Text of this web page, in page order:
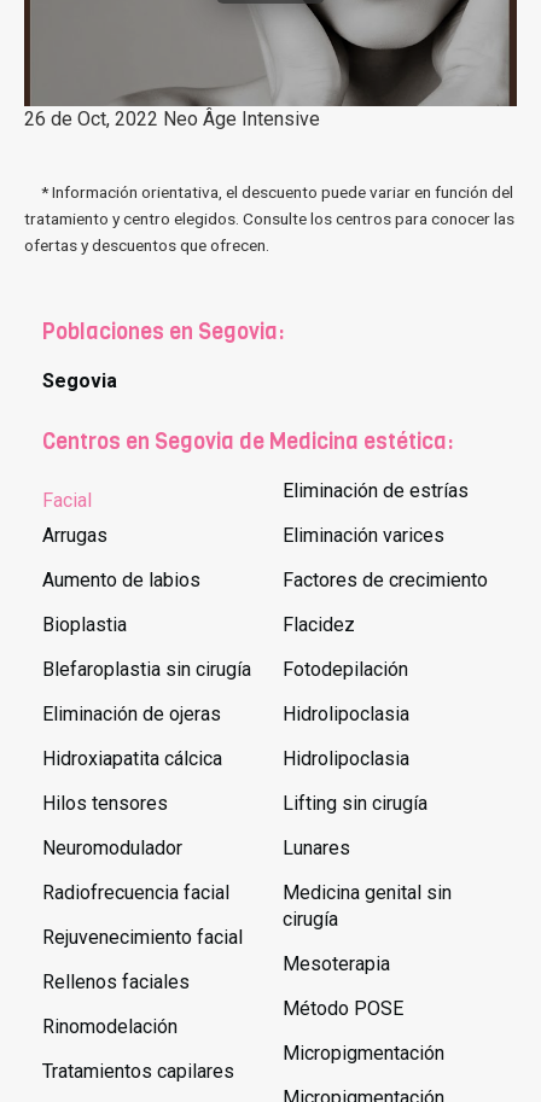
26 de Oct, 2022 Neo Âge Intensive
* Información orientativa, el descuento puede variar en función del
tratamiento y centro elegidos. Consulte los centros para conocer las
ofertas y descuentos que ofrecen.
Poblaciones en Segovia:
Segovia
Centros en Segovia de Medicina estética:
Facial
Arrugas
Aumento de labios
Bioplastia
Blefaroplastia sin cirugía
Eliminación de ojeras
Hidroxiapatita cálcica
Hilos tensores
Neuromodulador
Radiofrecuencia facial
Rejuvenecimiento facial
Rellenos faciales
Rinomodelación
Tratamientos capilares
Eliminación de estrías
Eliminación varices
Factores de crecimiento
Flacidez
Fotodepilación
Hidrolipoclasia
Hidrolipoclasia
Lifting sin cirugía
Lunares
Medicina genital sin
cirugía
Mesoterapia
Método POSE
Micropigmentación
Micropigmentación